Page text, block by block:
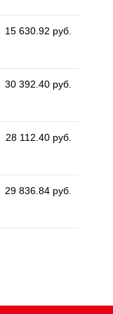
15 630.92 руб.
30 392.40 руб.
28 112.40 руб.
29 836.84 руб.